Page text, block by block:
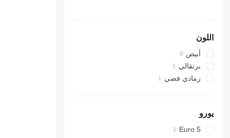
اللون
أبيض
برتقالي
رمادي فضي
يورو
Euro 5